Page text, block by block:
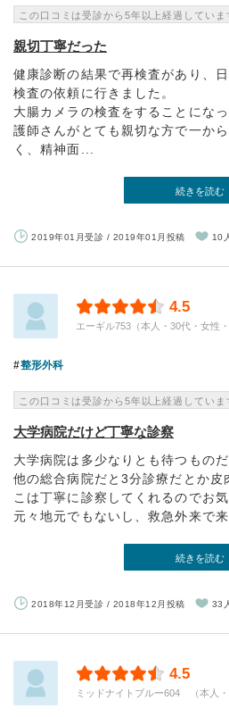
この口コミは受診から5年以上経過していま
親切丁寧だった
健康診断の結果で再検査があり、
検査の依頼に行きました。
大腸カメラの検査をすることにな
護師さんがとても親切な方で一か
く、精神面...
続きを読む
2019年01月受診 / 2019年01月投稿 10
4.5
エーギル753（本人・30代・女性
整形外科
この口コミは受診から5年以上経過していま
大学病院だけど丁寧な診察
大学病院は多少なりとも待つものだ
他の総合病院だと3分診療だとか皮
こは丁寧に診察してくれるのでお気
元々地元でもないし、救急外来で
続きを読む
2018年12月受診 / 2018年12月投稿 33
4.5
ミッドナイトブルー604 （本人・